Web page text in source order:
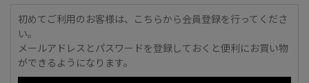
初めてご利用のお客様は、こちらから会員登録を行ってくださ
い。
メールアドレスとパスワードを登録しておくと便利にお買い物
ができるようになります。